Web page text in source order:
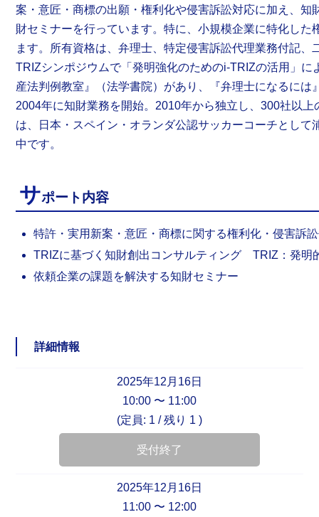
案・意匠・商標の出願・権利化や侵害訴訟対応に加え、
財セミナーを行っています。特に、小規模企業に特化し
ます。所有資格は、弁理士、特定侵害訴訟代理業務付記、
TRIZシンポジウムで「発明強化のためのi-TRIZの活用」に
産法判例教室』（法学書院）があり、『弁理士になるに
2004年に知財業務を開始。 2010年から独立し、300社以上
は、日本・スペイン・オランダ公認サッカーコーチとし
中です。
サポート内容
特許・実用新案・意匠・商標に関する権利化・侵害訴
TRIZに基づく知財創出コンサルティングTRIZ ：発明
依頼企業の課題を解決する知財セミナー
詳細情報
2025年12月16日
10:00 〜 11:00
(定員: 1 /残り 1 )
受付終了
2025年12月16日
11:00 〜 12:00